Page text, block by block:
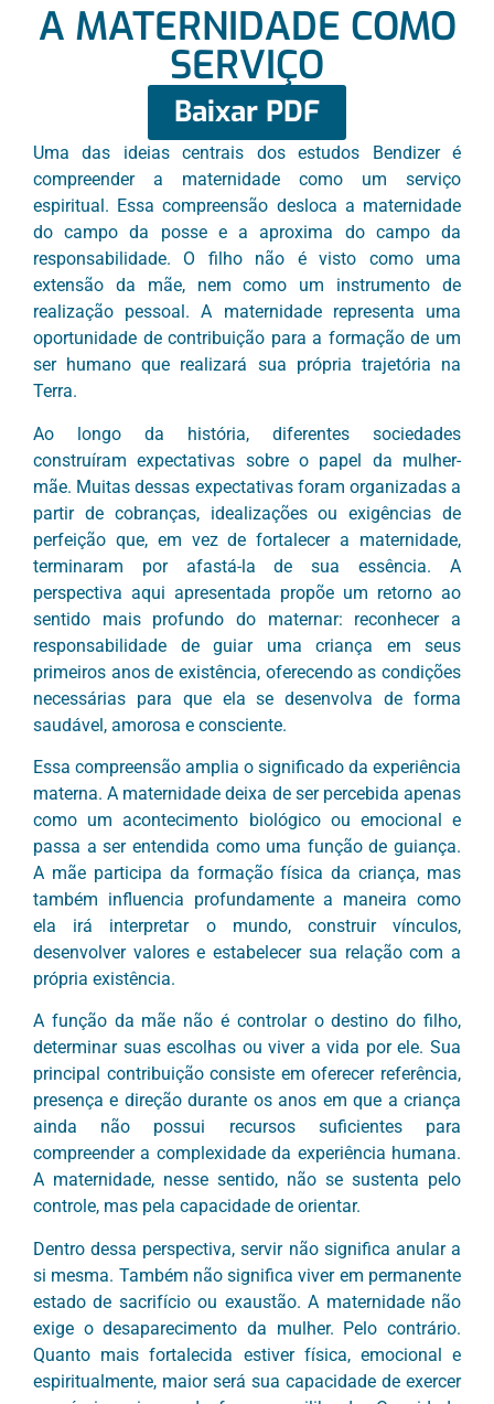
A MATERNIDADE COMO
SERVIÇO
Baixar PDF
Uma das ideias centrais dos estudos Bendizer é
compreender a maternidade como um serviço
espiritual. Essa compreensão desloca a maternidade
do campo da posse e a aproxima do campo da
responsabilidade. O filho não é visto como uma
extensão da mãe, nem como um instrumento de
realização pessoal. A maternidade representa uma
oportunidade de contribuição para a formação de um
ser humano que realizará sua própria trajetória na
Terra.
Ao longo da história, diferentes sociedades
construíram expectativas sobre o papel da mulher-
mãe. Muitas dessas expectativas foram organizadas a
partir de cobranças, idealizações ou exigências de
perfeição que, em vez de fortalecer a maternidade,
terminaram por afastá-la de sua essência. A
perspectiva aqui apresentada propõe um retorno ao
sentido mais profundo do maternar: reconhecer a
responsabilidade de guiar uma criança em seus
primeiros anos de existência, oferecendo as condições
necessárias para que ela se desenvolva de forma
saudável, amorosa e consciente.
Essa compreensão amplia o significado da experiência
materna. A maternidade deixa de ser percebida apenas
como um acontecimento biológico ou emocional e
passa a ser entendida como uma função de guiança.
A mãe participa da formação física da criança, mas
também influencia profundamente a maneira como
ela irá interpretar o mundo, construir vínculos,
desenvolver valores e estabelecer sua relação com a
própria existência.
A função da mãe não é controlar o destino do filho,
determinar suas escolhas ou viver a vida por ele. Sua
principal contribuição consiste em oferecer referência,
presença e direção durante os anos em que a criança
ainda não possui recursos suficientes para
compreender a complexidade da experiência humana.
A maternidade, nesse sentido, não se sustenta pelo
controle, mas pela capacidade de orientar.
Dentro dessa perspectiva, servir não significa anular a
si mesma. Também não significa viver em permanente
estado de sacrifício ou exaustão. A maternidade não
exige o desaparecimento da mulher. Pelo contrário.
Quanto mais fortalecida estiver física, emocional e
espiritualmente, maior será sua capacidade de exercer